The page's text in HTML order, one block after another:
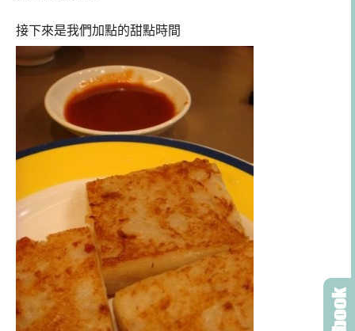
接下來是我們加點的甜點時間